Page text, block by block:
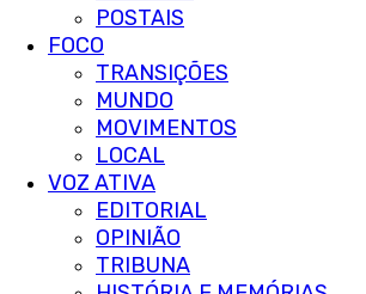
POSTAIS
FOCO
TRANSIÇÕES
MUNDO
MOVIMENTOS
LOCAL
VOZ ATIVA
EDITORIAL
OPINIÃO
TRIBUNA